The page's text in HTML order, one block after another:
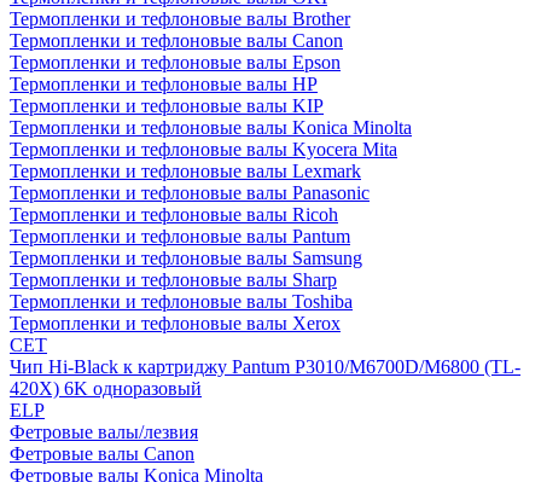
Термопленки и тефлоновые валы Brother
Термопленки и тефлоновые валы Canon
Термопленки и тефлоновые валы Epson
Термопленки и тефлоновые валы HP
Термопленки и тефлоновые валы KIP
Термопленки и тефлоновые валы Konica Minolta
Термопленки и тефлоновые валы Kyocera Mita
Термопленки и тефлоновые валы Lexmark
Термопленки и тефлоновые валы Panasonic
Термопленки и тефлоновые валы Ricoh
Термопленки и тефлоновые валы Pantum
Термопленки и тефлоновые валы Samsung
Термопленки и тефлоновые валы Sharp
Термопленки и тефлоновые валы Toshiba
Термопленки и тефлоновые валы Xerox
CET
Чип Hi-Black к картриджу Pantum P3010/M6700D/M6800 (TL-
420X) 6K одноразовый
ELP
Фетровые валы/лезвия
Фетровые валы Canon
Фетровые валы Konica Minolta